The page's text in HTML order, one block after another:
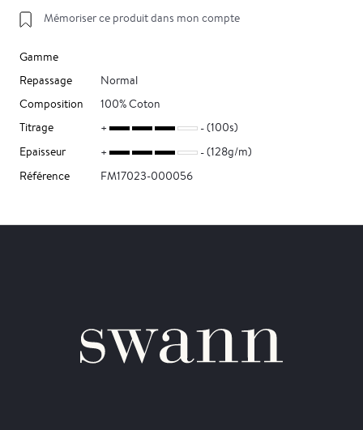
Mémoriser ce produit dans mon compte
Gamme
Repassage
Normal
Composition
100% Coton
Titrage
(100s)
Epaisseur
(128g/m)
Référence
FM17023-000056